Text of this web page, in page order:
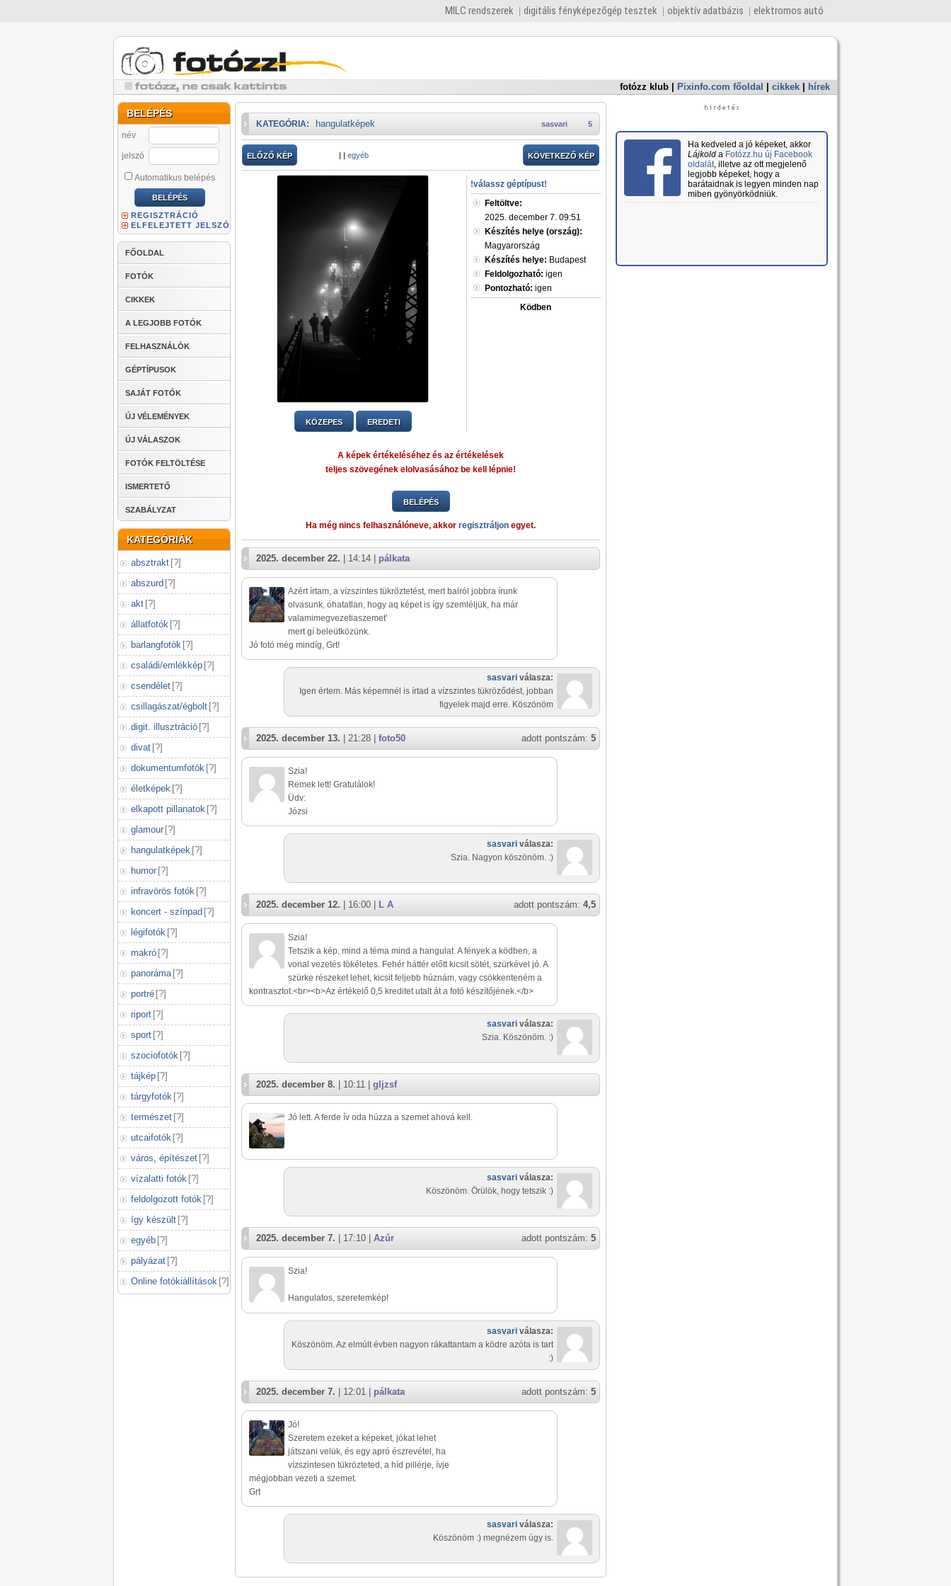
MILC rendszerek digitális fényképezőgép tesztek objektív adatbázis elektromos autó
fotózz klub Pixinfo.com főoldal cikkek hírek
BELÉPÉS
név
jelszó
Automatikus belépés
REGISZTRÁCIÓ
ELFELEJTETT JELSZÓ
FŐOLDAL
FOTÓK
CIKKEK
A LEGJOBB FOTÓK
FELHASZNÁLÓK
GÉPTÍPUSOK
SAJÁT FOTÓK
ÚJ VÉLEMÉNYEK
ÚJ VÁLASZOK
FOTÓK FELTÖLTÉSE
ISMERTETŐ
SZABÁLYZAT
KATEGÓRIÁK
absztrakt [?]
abszurd [?]
akt [?]
állatfotók [?]
barlangfotók [?]
családi/emlékkép [?]
csendélet [?]
csillagászat/égbolt [?]
digit. illusztráció [?]
divat [?]
dokumentumfotók [?]
életképek [?]
elkapott pillanatok [?]
glamour [?]
hangulatképek [?]
humor [?]
infravörös fotók [?]
koncert - színpad [?]
légifotók [?]
makró [?]
panoráma [?]
portré [?]
riport [?]
sport [?]
szociofotók [?]
tájkép [?]
tárgyfotók [?]
természet [?]
utcaifotók [?]
város, építészet [?]
vízalatti fotók [?]
feldolgozott fotók [?]
így készült [?]
egyéb [?]
pályázat [?]
Online fotókiállítások [?]
5
sasvari
KATEGÓRIA: hangulatképek
ELŐZŐ KÉP | | egyéb KÖVETKEZŐ KÉP
KÖZEPES EREDETI
!válassz géptípust!
Feltöltve:
2025. december 7. 09:51
Készítés helye (ország):
Magyarország
Készítés helye: Budapest
Feldolgozható: igen
Pontozható: igen
Ködben
A képek értékeléséhez és az értékelések
teljes szövegének elolvasásához be kell lépnie!
BELÉPÉS
Ha még nincs felhasználóneve, akkor regisztráljon egyet.
2025. december 22. | 14:14 | pálkata
Azért írtam, a vízszintes tükröztetést, mert balról jobbra írunk
olvasunk, óhatatlan, hogy aq képet is így szemléljük, ha már
valamimegvezetiaszemet'
mert gí beleütközünk.
Jó fotó még mindíg, Grt!
sasvari válasza:
Igen értem. Más képemnél is írtad a vízszintes tükröződést, jobban
figyelek majd erre. Köszönöm
adott pontszám: 5
2025. december 13. | 21:28 | foto50
Szia!
Remek lett! Gratulálok!
Üdv:
Józsi
sasvari válasza:
Szia. Nagyon köszönöm. :)
adott pontszám: 4,5
2025. december 12. | 16:00 | L A
Szia!
Tetszik a kép, mind a téma mind a hangulat. A fények a ködben, a
vonal vezetés tökéletes. Fehér háttér előtt kicsit sötét, szürkével jó. A
szürke részeket lehet, kicsit feljebb húznám, vagy csökkenteném a
kontrasztot.<br><b>Az értékelő 0,5 kreditet utalt át a fotó készítőjének.</b>
sasvari válasza:
Szia. Köszönöm. :)
2025. december 8. | 10:11 | gljzsf
Jó lett. A ferde ív oda húzza a szemet ahová kell.
sasvari válasza:
Köszönöm. Örülök, hogy tetszik :)
adott pontszám: 5
2025. december 7. | 17:10 | Azúr
Szia!
Hangulatos, szeretemkép!
sasvari válasza:
Köszönöm. Az elmúlt évben nagyon rákattantam a ködre azóta is tart
:)
adott pontszám: 5
2025. december 7. | 12:01 | pálkata
Jó!
Szeretem ezeket a képeket, jókat lehet
játszani velük, és egy apró észrevétel, ha
vízszintesen tükrözteted, a híd pillérje, ívje
mégjobban vezeti a szemet.
Grt
sasvari válasza:
Köszönöm :) megnézem úgy is.
Ha kedveled a jó képeket, akkor
Lájkolda Fotózz.hu új Facebook
oldalát, illetve az ott megjelenő
legjobb képeket, hogy a
barátaidnak is legyen minden nap
miben gyönyörködniük.